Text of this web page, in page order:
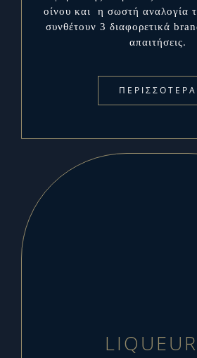
οίνου και η σωστή αναλογία
συνθέτουν 3 διαφορετικά
απαιτήσεις.
ΠΕΡΙΣΣΟΤΕΡΑ